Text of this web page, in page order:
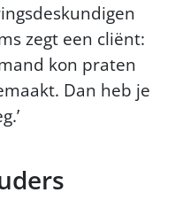
zegt een cliënt:
kon praten
Dan heb je